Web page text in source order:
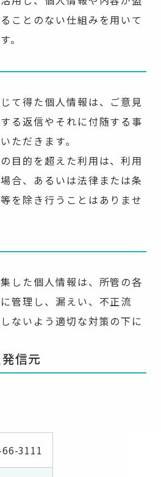
ことのない仕組みを用いて
。
て得た個人情報は、ご意見
る返信やそれに付随する事
ただきます。
目的を超えた利用は、利用
合、あるいは法律または条
を除き行うことはありませ
した個人情報は、所管の各
管理し、漏えい、不正流
ないよう適切な対策の下に
信元
3111